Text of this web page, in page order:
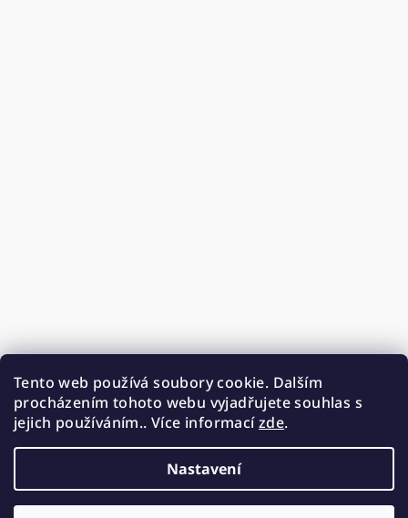
Tento web používá soubory cookie. Dalším
procházením tohoto webu vyjadřujete souhlas s
jejich používáním.. Více informacízde.
Nastavení